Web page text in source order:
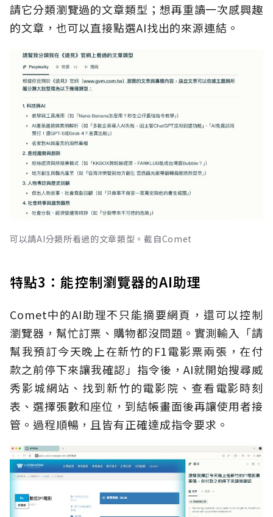
請它分類瀏覽過的文章類型；想再重讀一次感興趣
的文章，也可以直接點選AI找出的來源連結。
可以請AI分類所看過的文章類型。截自Comet
特點3：能控制瀏覽器的AI助理
Comet中的AI助理不只能摘要網頁，還可以控制
瀏覽器，幫忙訂票、購物都沒問題。實測輸入「請
幫我預訂今天晚上在新竹的F1電影票兩張，在付
款之前停下來讓我確認」指令後，AI就開始搜尋威
秀影城網站、找到新竹的電影院、查看電影時刻
表、選擇張數和座位，到結帳畫面後再讓使用者接
管。過程順暢，且皆有正確達成指令要求。